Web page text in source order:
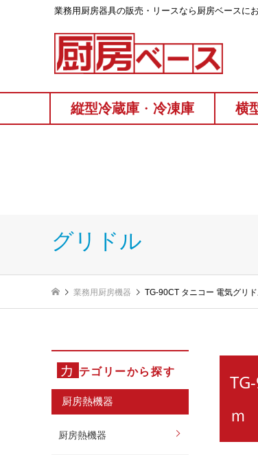
業務⽤厨房器具の販売・リースなら厨房ベースに
縦型冷蔵庫 ・ 冷凍庫 横
グリドル
業務用厨房機器 TG-90CT タニコー 電気グリ
カ テゴリーから探す
厨房熱機器
厨房熱機器
ｍ